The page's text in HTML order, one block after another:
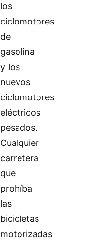
los
ciclomotores
de
gasolina
y los
nuevos
ciclomotores
eléctricos
pesados.
Cualquier
carretera
que
prohíba
las
bicicletas
motorizadas